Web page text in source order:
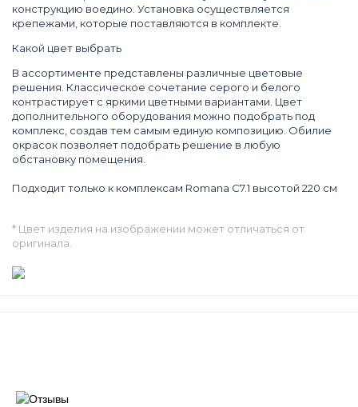
конструкцию воедино. Установка осуществляется
крепежами, которые поставляются в комплекте.
Какой цвет выбрать
В ассортименте представлены различные цветовые
решения. Классическое сочетание серого и белого
контрастирует с яркими цветными вариантами. Цвет
дополнительного оборудования можно подобрать под
комплекс, создав тем самым единую композицию. Обилие
окрасок позволяет подобрать решение в любую
обстановку помещения.
Подходит только к комплексам Romana С7.1 высотой 220 см
* Цвет изделия на изображении может отличаться от
оригинала.